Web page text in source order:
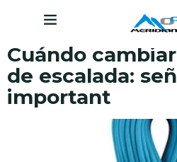
Cuándo
de escalada:
important